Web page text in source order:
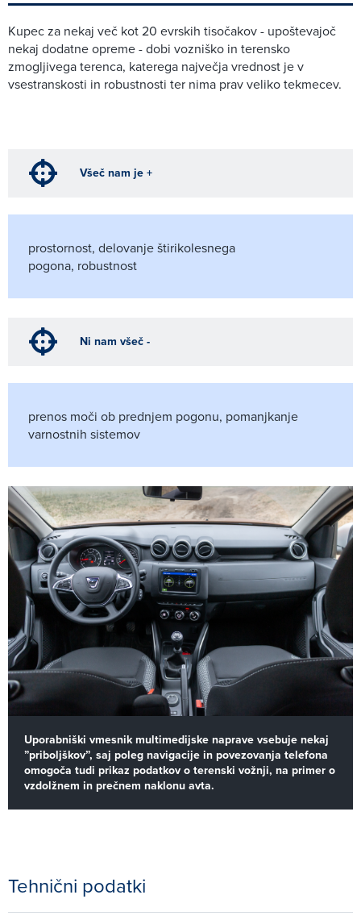
Kupec za nekaj več kot 20 evrskih tisočakov - upoštevajoč
nekaj dodatne opreme - dobi vozniško in terensko
zmogljivega terenca, katerega največja vrednost je v
vsestranskosti in robustnosti ter nima prav veliko tekmecev.
Všeč nam je +
prostornost, delovanje štirikolesnega
pogona, robustnost
Ni nam všeč -
prenos moči ob prednjem pogonu, pomanjkanje
varnostnih sistemov
Uporabniški vmesnik multimedijske naprave vsebuje nekaj
”priboljškov”, saj poleg navigacije in povezovanja telefona
omogoča tudi prikaz podatkov o terenski vožnji, na primer o
vzdolžnem in prečnem naklonu avta.
Tehnični podatki